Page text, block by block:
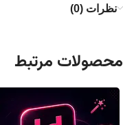
نظرات (0)
محصولات مرتبط